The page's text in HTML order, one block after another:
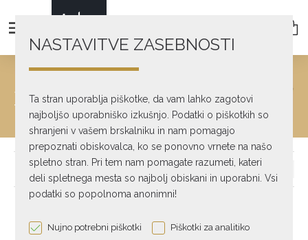
SONOS
text_home Lifestyle & Wireless Sonos
SONOS SONOS
NASTAVITVE ZASEBNOSTI
Ta stran uporablja piškotke, da vam lahko zagotovi
najboljšo uporabniško izkušnjo. Podatki o piškotkih so
shranjeni v vašem brskalniku in nam pomagajo
prepoznati obiskovalca, ko se ponovno vrnete na našo
spletno stran. Pri tem nam pomagate razumeti, kateri
deli spletnega mesta so najbolj obiskani in uporabni. Vsi
podatki so popolnoma anonimni!
Nujno potrebni piškotki Piškotki za analitiko